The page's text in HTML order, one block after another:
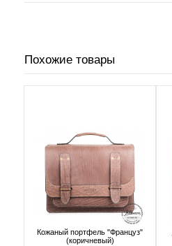
Похожие товары
Кожаный портфель "Француз"
(коричневый)